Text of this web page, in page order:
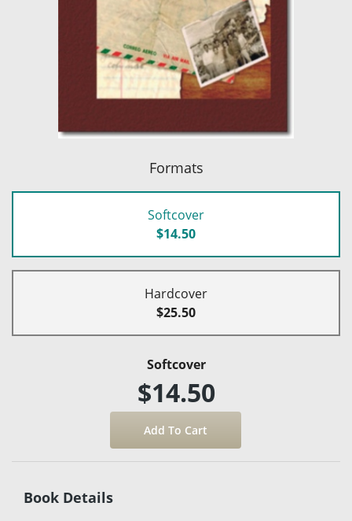
Formats
Softcover
$14.50
Hardcover
$25.50
Softcover
$14.50
Book Details